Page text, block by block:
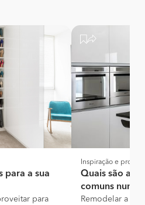
para a sua
para
Inspiração e
Quais são as
comuns numa
Remodelar a